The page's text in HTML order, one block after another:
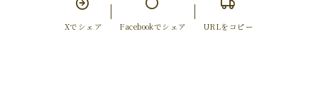
Xでシェア Facebookでシェア URLをコピー